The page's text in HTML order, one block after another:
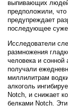
выпивающих
предположили,
предупреждает
последующее
Исследователи
размножения
человека и
получали
миллилитрам
алкоголь
Notch, и снижает
белками Notch.